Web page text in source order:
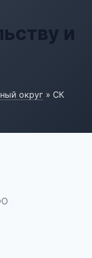
и
округ » СК